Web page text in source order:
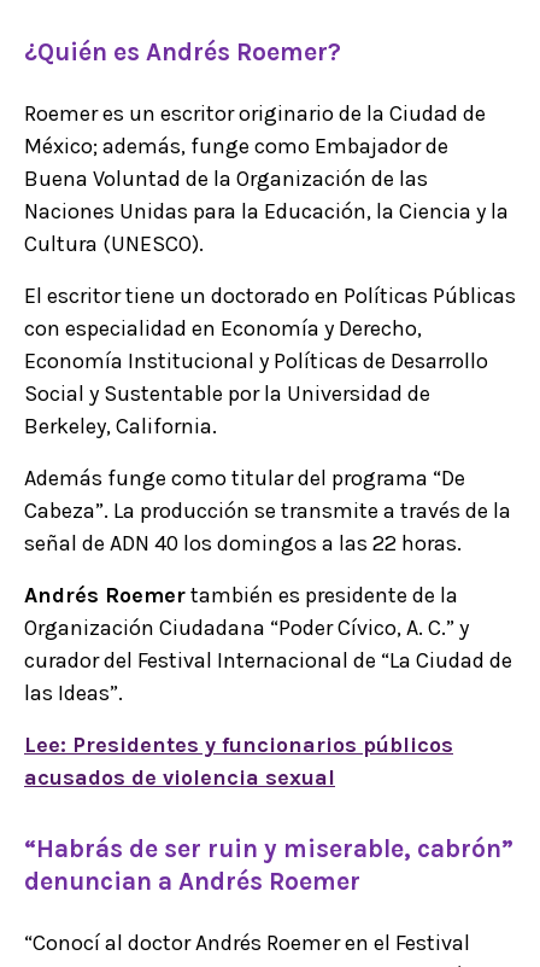
¿Quién es Andrés Roemer?
Roemer es un escritor originario de la Ciudad de
México; además, funge como Embajador de
Buena Voluntad de la Organización de las
Naciones Unidas para la Educación, la Ciencia y la
Cultura (UNESCO).
El escritor tiene un doctorado en Políticas Públicas
con especialidad en Economía y Derecho,
Economía Institucional y Políticas de Desarrollo
Social y Sustentable por la Universidad de
Berkeley, California.
Además funge como titular del programa “De
Cabeza”. La producción se transmite a través de la
señal de ADN 40 los domingos a las 22 horas.
Andrés Roemertambién es presidente de la
Organización Ciudadana “Poder Cívico, A. C.” y
curador del Festival Internacional de “La Ciudad de
las Ideas”.
Lee: Presidentes y funcionarios públicos
acusados de violencia sexual
“Habrás de ser ruin y miserable, cabrón”
denuncian a Andrés Roemer
“Conocí al doctor Andrés Roemer en el Festival